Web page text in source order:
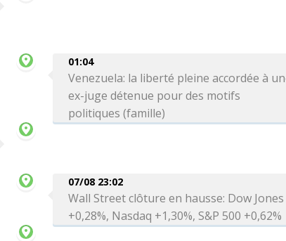
01:04
Venezuela: la liberté pleine accordée à
ex-juge détenue pour des motifs
politiques (famille)
07/08 23:02
Wall Street clôture en hausse: Dow Jones
+0,28%, Nasdaq +1,30%, S&P 500 +0,62%